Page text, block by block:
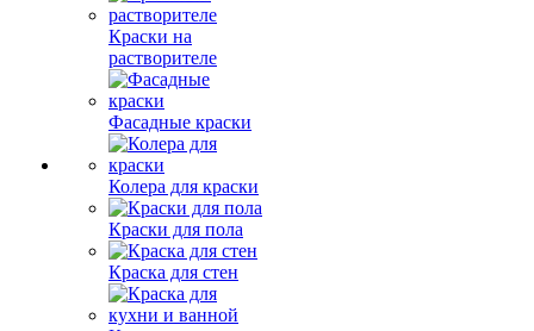
Краски на
растворителе
Фасадные краски
Колера для краски
Краски для пола
Краска для стен